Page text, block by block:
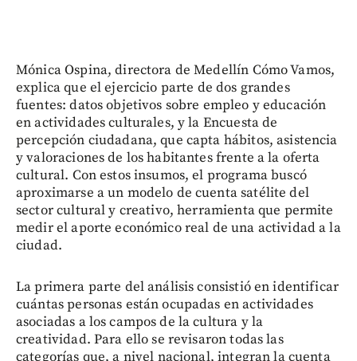
Mónica Ospina, directora de Medellín Cómo Vamos,
explica que el ejercicio parte de dos grandes
fuentes: datos objetivos sobre empleo y educación
en actividades culturales, y la Encuesta de
percepción ciudadana, que capta hábitos, asistencia
y valoraciones de los habitantes frente a la oferta
cultural. Con estos insumos, el programa buscó
aproximarse a un modelo de cuenta satélite del
sector cultural y creativo, herramienta que permite
medir el aporte económico real de una actividad a la
ciudad.
La primera parte del análisis consistió en identificar
cuántas personas están ocupadas en actividades
asociadas a los campos de la cultura y la
creatividad. Para ello se revisaron todas las
categorías que, a nivel nacional, integran la cuenta